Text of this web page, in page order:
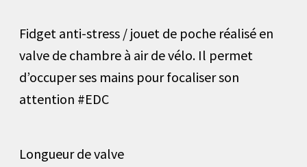
prix :
10,00 €
Fidget anti-stress / jouet de poche réalisé en
valve de chambre à air de vélo. Il permet
d’occuper ses mains pour focaliser son
attention #EDC
Longueur de valve